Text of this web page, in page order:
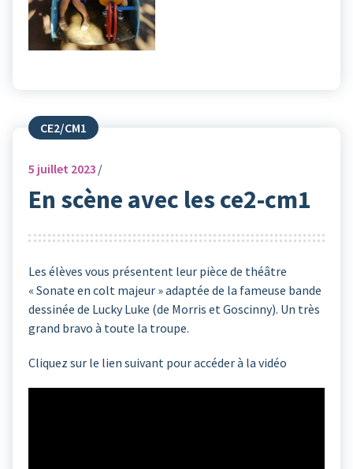
CE2/CM1
5 juillet 2023
En scène avec les ce2-cm1
Les élèves vous présentent leur pièce de théâtre
« Sonate en colt majeur » adaptée de la fameuse bande
dessinée de Lucky Luke (de Morris et Goscinny). Un très
grand bravo à toute la troupe.
Cliquez sur le lien suivant pour accéder à la vidéo